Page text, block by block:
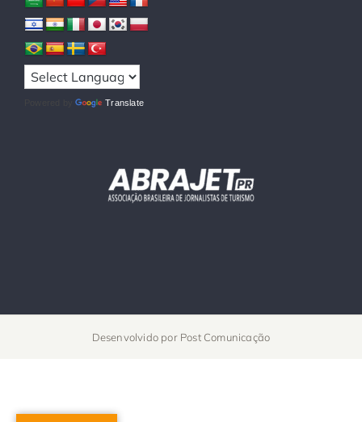
Powered by Translate
Desenvolvido por Post Comunicação